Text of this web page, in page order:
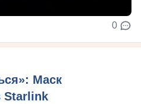
0
Маск
Starlink